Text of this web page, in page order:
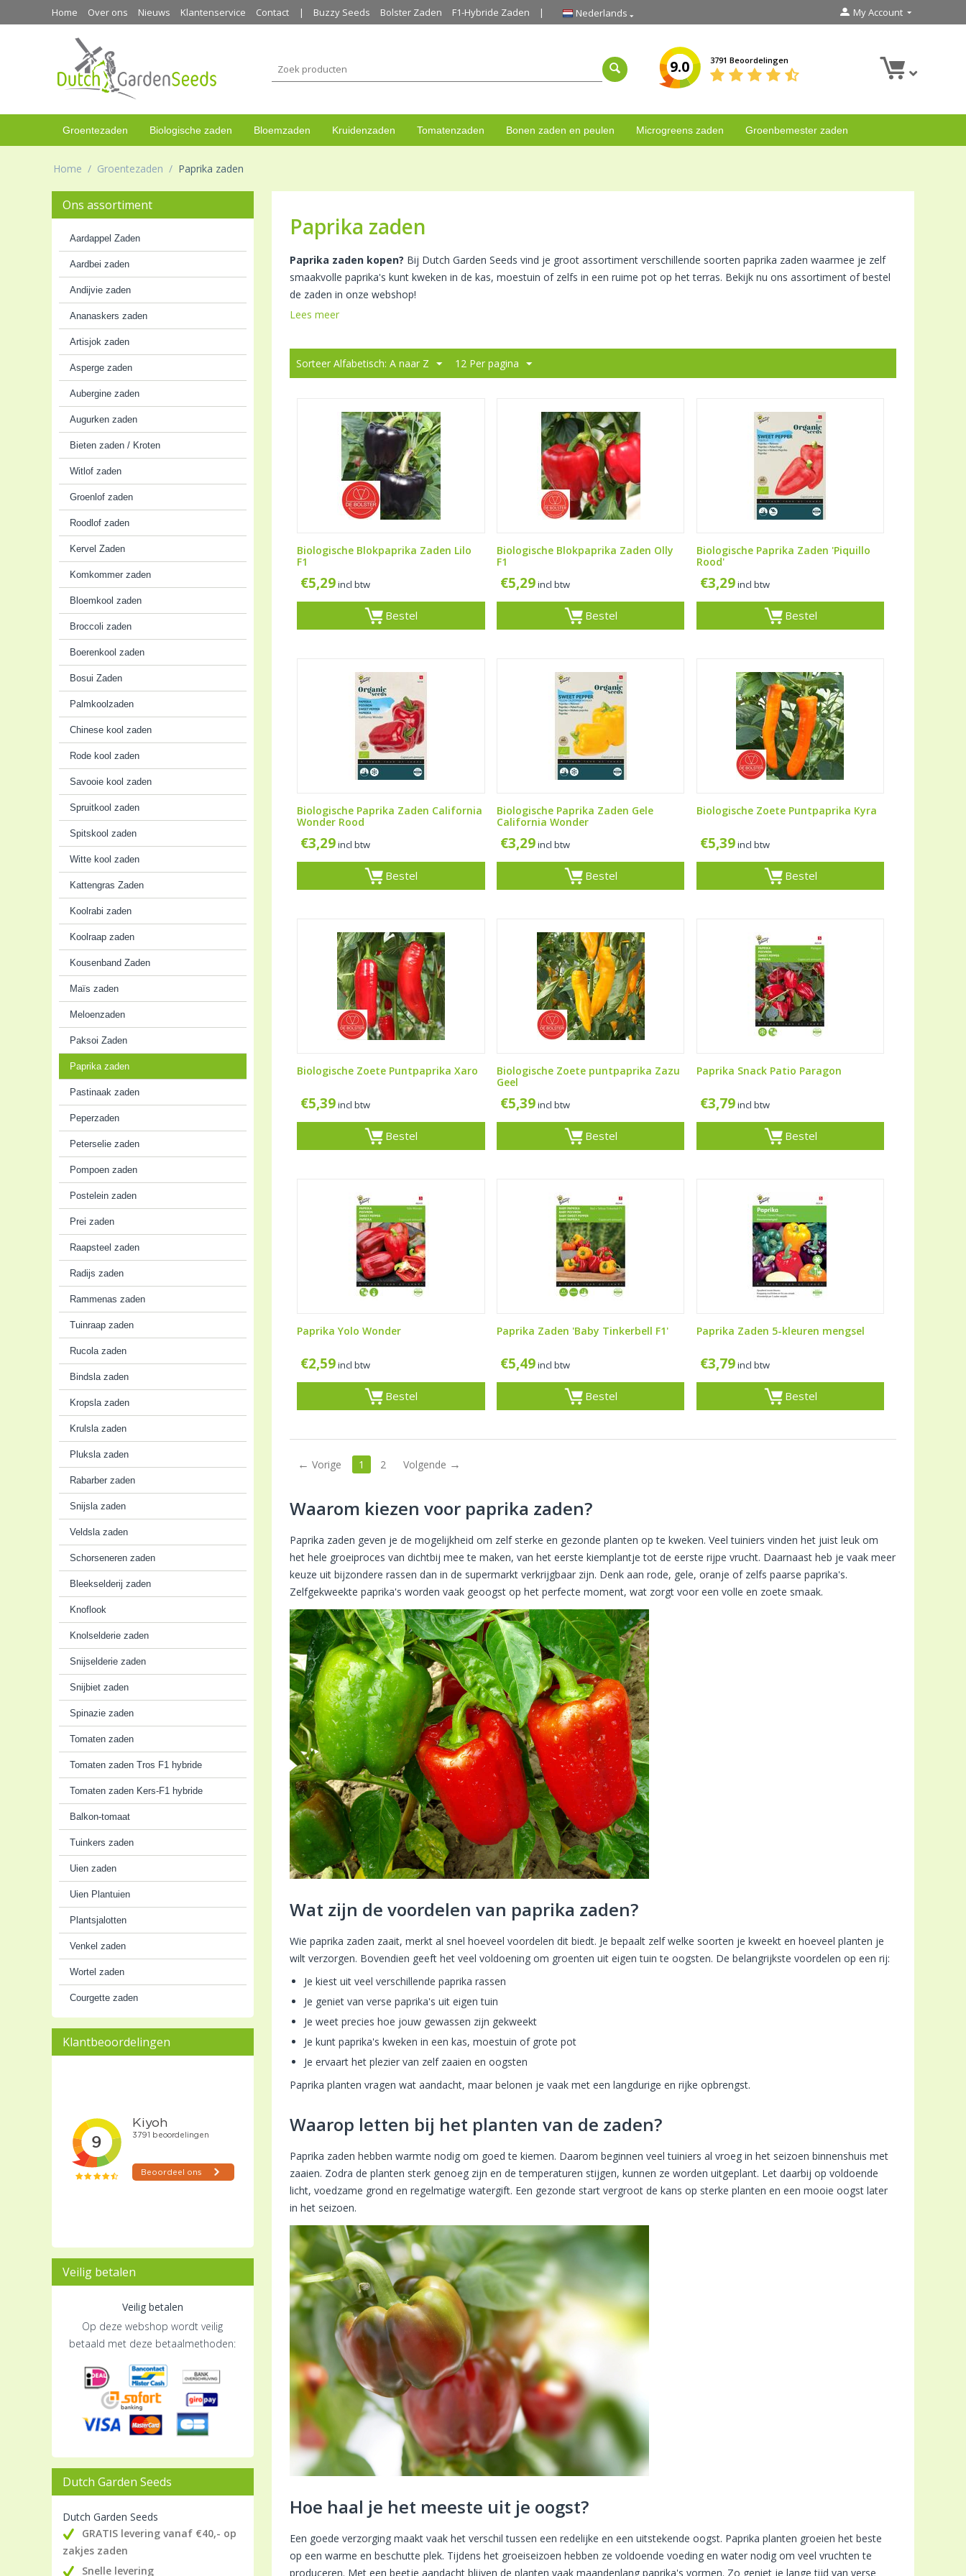
Home Over ons Nieuws Klantenservice Contact Buzzy Seeds Bolster Zaden F1-Hybride Zaden Nederlands My Account
9.0 3791 Beoordelingen
Groentezaden Biologische zaden Bloemzaden Kruidenzaden Tomatenzaden Bonen zaden en peulen Microgreens zaden Groenbemester zaden
Home / Groentezaden / Paprika zaden
Ons assortiment
Aardappel Zaden
Aardbei zaden
Andijvie zaden
Ananaskers zaden
Artisjok zaden
Asperge zaden
Aubergine zaden
Augurken zaden
Bieten zaden / Kroten
Witlof zaden
Groenlof zaden
Roodlof zaden
Kervel Zaden
Komkommer zaden
Bloemkool zaden
Broccoli zaden
Boerenkool zaden
Bosui Zaden
Palmkoolzaden
Chinese kool zaden
Rode kool zaden
Savooie kool zaden
Spruitkool zaden
Spitskool zaden
Witte kool zaden
Kattengras Zaden
Koolrabi zaden
Koolraap zaden
Kousenband Zaden
Maïs zaden
Meloenzaden
Paksoi Zaden
Paprika zaden
Pastinaak zaden
Peperzaden
Peterselie zaden
Pompoen zaden
Postelein zaden
Prei zaden
Raapsteel zaden
Radijs zaden
Rammenas zaden
Tuinraap zaden
Rucola zaden
Bindsla zaden
Kropsla zaden
Krulsla zaden
Pluksla zaden
Rabarber zaden
Snijsla zaden
Veldsla zaden
Schorseneren zaden
Bleekselderij zaden
Knoflook
Knolselderie zaden
Snijselderie zaden
Snijbiet zaden
Spinazie zaden
Tomaten zaden
Tomaten zaden Tros F1 hybride
Tomaten zaden Kers-F1 hybride
Balkon-tomaat
Tuinkers zaden
Uien zaden
Uien Plantuien
Plantsjalotten
Venkel zaden
Wortel zaden
Courgette zaden
Klantbeoordelingen
Veilig betalen
Veilig betalen
Op deze webshop wordt veilig
betaald met deze betaalmethoden:
Dutch Garden Seeds
Dutch Garden Seeds
GRATIS levering vanaf €40,- op
zakjes zaden
Snelle levering
Paprika zaden
Paprika zaden kopen? Bij Dutch Garden Seeds vind je groot assortiment verschillende soorten paprika zaden waarmee je zelf
smaakvolle paprika's kunt kweken in de kas, moestuin of zelfs in een ruime pot op het terras. Bekijk nu ons assortiment of bestel
de zaden in onze webshop!
Lees meer
Sorteer Alfabetisch: A naar Z 12 Per pagina
Biologische Blokpaprika Zaden Lilo
F1
€5,29incl btw
Bestel
Biologische Blokpaprika Zaden Olly
F1
€5,29incl btw
Bestel
Biologische Paprika Zaden 'Piquillo
Rood'
€3,29incl btw
Bestel
Biologische Paprika Zaden California
Wonder Rood
€3,29incl btw
Bestel
Biologische Paprika Zaden Gele
California Wonder
€3,29incl btw
Bestel
Biologische Zoete Puntpaprika Kyra
€5,39incl btw
Bestel
Biologische Zoete Puntpaprika Xaro
€5,39incl btw
Bestel
Biologische Zoete puntpaprika Zazu
Geel
€5,39incl btw
Bestel
Paprika Snack Patio Paragon
€3,79incl btw
Bestel
Paprika Yolo Wonder
€2,59incl btw
Bestel
Paprika Zaden 'Baby Tinkerbell F1'
€5,49incl btw
Bestel
Paprika Zaden 5-kleuren mengsel
€3,79incl btw
Bestel
Vorige 1 2 Volgende
Waarom kiezen voor paprika zaden?
Paprika zaden geven je de mogelijkheid om zelf sterke en gezonde planten op te kweken. Veel tuiniers vinden het juist leuk om
het hele groeiproces van dichtbij mee te maken, van het eerste kiemplantje tot de eerste rijpe vrucht. Daarnaast heb je vaak meer
keuze uit bijzondere rassen dan in de supermarkt verkrijgbaar zijn. Denk aan rode, gele, oranje of zelfs paarse paprika's.
Zelfgekweekte paprika's worden vaak geoogst op het perfecte moment, wat zorgt voor een volle en zoete smaak.
Wat zijn de voordelen van paprika zaden?
Wie paprika zaden zaait, merkt al snel hoeveel voordelen dit biedt. Je bepaalt zelf welke soorten je kweekt en hoeveel planten je
wilt verzorgen. Bovendien geeft het veel voldoening om groenten uit eigen tuin te oogsten. De belangrijkste voordelen op een rij:
Je kiest uit veel verschillende paprika rassen
Je geniet van verse paprika's uit eigen tuin
Je weet precies hoe jouw gewassen zijn gekweekt
Je kunt paprika's kweken in een kas, moestuin of grote pot
Je ervaart het plezier van zelf zaaien en oogsten
Paprika planten vragen wat aandacht, maar belonen je vaak met een langdurige en rijke opbrengst.
Waarop letten bij het planten van de zaden?
Paprika zaden hebben warmte nodig om goed te kiemen. Daarom beginnen veel tuiniers al vroeg in het seizoen binnenshuis met
zaaien. Zodra de planten sterk genoeg zijn en de temperaturen stijgen, kunnen ze worden uitgeplant. Let daarbij op voldoende
licht, voedzame grond en regelmatige watergift. Een gezonde start vergroot de kans op sterke planten en een mooie oogst later
in het seizoen.
Hoe haal je het meeste uit je oogst?
Een goede verzorging maakt vaak het verschil tussen een redelijke en een uitstekende oogst. Paprika planten groeien het beste
op een warme en beschutte plek. Tijdens het groeiseizoen hebben ze voldoende voeding en water nodig om veel vruchten te
produceren. Met een beetje aandacht blijven de planten vaak maandenlang paprika's vormen. Zo geniet je lange tijd van verse